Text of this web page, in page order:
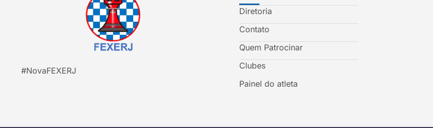
#NovaFEXERJ
Diretoria
Contato
Quem Patrocinar
Clubes
Painel do atleta